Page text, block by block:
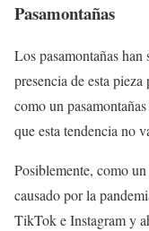
Pasamontañas
Los pasamontañas
presencia de esta pieza
como un
que esta tendencia no
Posiblemente, como
causado por la
TikTok e Instagram y